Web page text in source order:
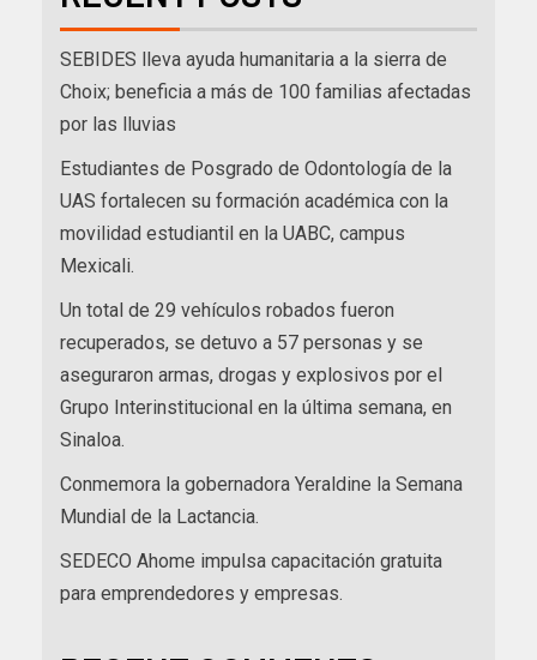
SEBIDES lleva ayuda humanitaria a la sierra de
Choix; beneficia a más de 100 familias afectadas
por las lluvias
Estudiantes de Posgrado de Odontología de la
UAS fortalecen su formación académica con la
movilidad estudiantil en la UABC, campus
Mexicali.
Un total de 29 vehículos robados fueron
recuperados, se detuvo a 57 personas y se
aseguraron armas, drogas y explosivos por el
Grupo Interinstitucional en la última semana, en
Sinaloa.
Conmemora la gobernadora Yeraldine la Semana
Mundial de la Lactancia.
SEDECO Ahome impulsa capacitación gratuita
para emprendedores y empresas.